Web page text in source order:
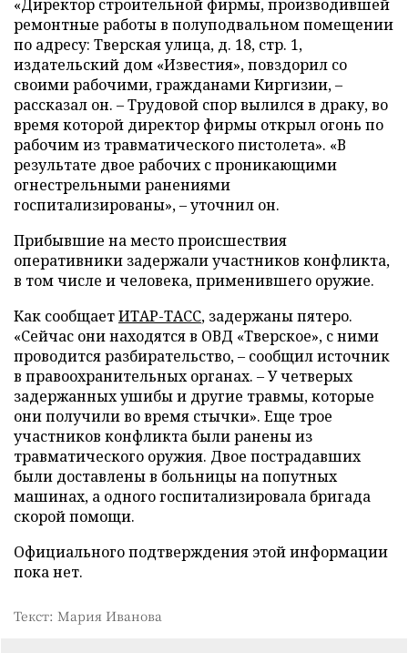
«Директор строительной фирмы, производившей
ремонтные работы в полуподвальном помещении
по адресу: Тверская улица, д. 18, стр. 1,
издательский дом «Известия», повздорил со
своими рабочими, гражданами Киргизии, –
рассказал он. – Трудовой спор вылился в драку, во
время которой директор фирмы открыл огонь по
рабочим из травматического пистолета». «В
результате двое рабочих с проникающими
огнестрельными ранениями
госпитализированы», – уточнил он.
Прибывшие на место происшествия
оперативники задержали участников конфликта,
в том числе и человека, применившего оружие.
Как сообщаетИТАР-ТАСС, задержаны пятеро.
«Сейчас они находятся в ОВД «Тверское», с ними
проводится разбирательство, – сообщил источник
в правоохранительных органах. – У четверых
задержанных ушибы и другие травмы, которые
они получили во время стычки». Еще трое
участников конфликта были ранены из
травматического оружия. Двое пострадавших
были доставлены в больницы на попутных
машинах, а одного госпитализировала бригада
скорой помощи.
Официального подтверждения этой информации
пока нет.
Текст: Мария Иванова